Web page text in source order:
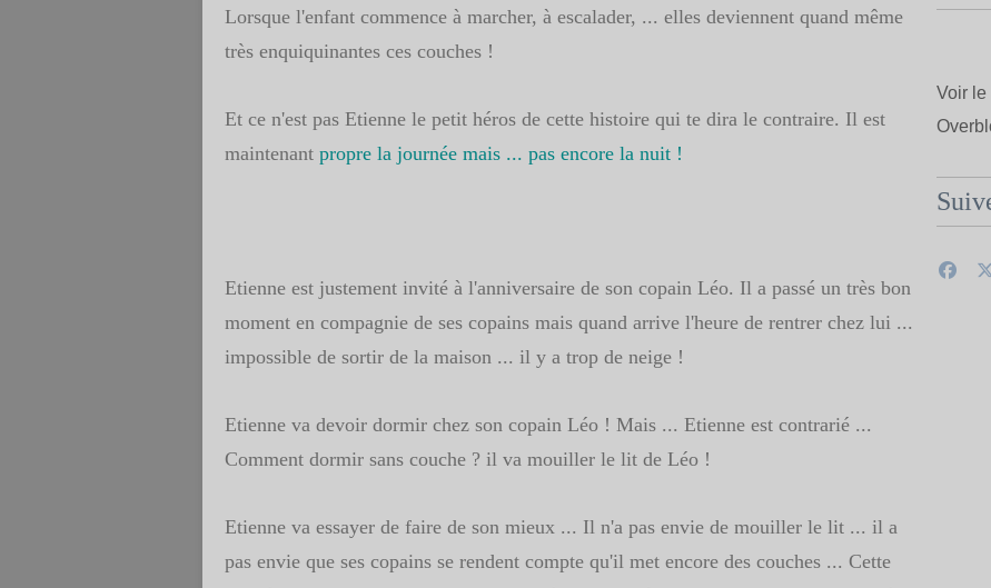
Lorsque l'enfant commence à marcher, à escalader, ... elles deviennent quand même
très enquiquinantes ces couches !
Et ce n'est pas Etienne le petit héros de cette histoire qui te dira le contraire. Il est
maintenant propre la journée mais ... pas encore la nuit !
Etienne est justement invité à l'anniversaire de son copain Léo. Il a passé un très bon
moment en compagnie de ses copains mais quand arrive l'heure de rentrer chez lui ...
impossible de sortir de la maison ... il y a trop de neige !
Etienne va devoir dormir chez son copain Léo ! Mais ... Etienne est contrarié ...
Comment dormir sans couche ? il va mouiller le lit de Léo !
Etienne va essayer de faire de son mieux ... Il n'a pas envie de mouiller le lit ... il a
pas envie que ses copains se rendent compte qu'il met encore des couches ... Cette
Voir le